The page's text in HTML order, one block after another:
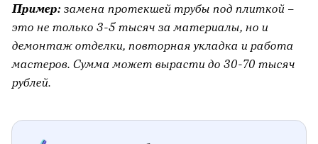
Пример:замена протекшей трубы под плиткой –
это не только 3-5 тысяч за материалы, но и
демонтаж отделки, повторная укладка и работа
мастеров. Сумма может вырасти до 30-70 тысяч
рублей.